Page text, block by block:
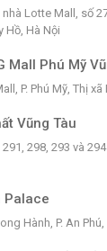
nhà Lotte Mall, số
Hồ, Hà Nội
Mall Phú Mỹ
P. Phú Mỹ, Thị
Vũng Tàu
298, 293 và 294
Palace
Hành, P. An